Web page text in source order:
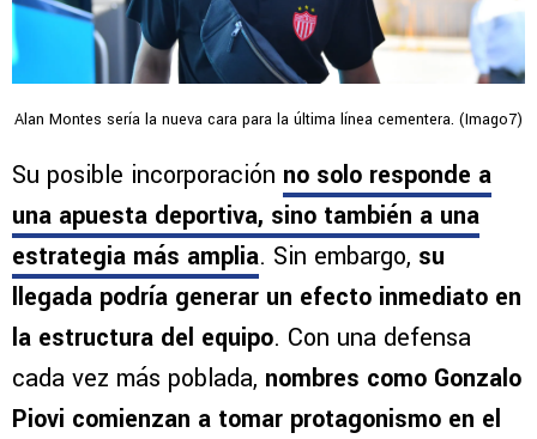
Alan Montes sería la nueva cara para la última línea cementera. (Imago7)
Su posible incorporación no solo responde a
una apuesta deportiva, sino también a una
estrategia más amplia. Sin embargo, su
llegada podría generar un efecto inmediato en
la estructura del equipo. Con una defensa
cada vez más poblada, nombres como Gonzalo
Piovi comienzan a tomar protagonismo en el